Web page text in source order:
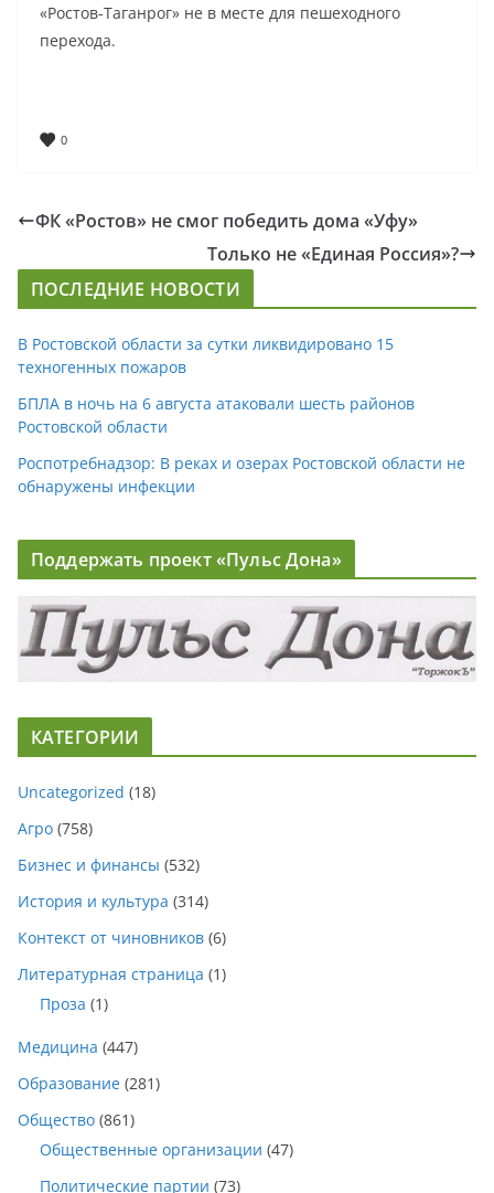
«Ростов-Таганрог» не в месте для пешеходного
перехода.
0
ФК «Ростов» не смог победить дома «Уфу»
Только не «Единая Россия»?
ПОСЛЕДНИЕ НОВОСТИ
В Ростовской области за сутки ликвидировано 15
техногенных пожаров
БПЛА в ночь на 6 августа атаковали шесть районов
Ростовской области
Роспотребнадзор: В реках и озерах Ростовской области не
обнаружены инфекции
Поддержать проект «Пульс Дона»
КАТЕГОРИИ
Uncategorized (18)
Агро (758)
Бизнес и финансы (532)
История и культура (314)
Контекст от чиновников (6)
Литературная страница (1)
Проза (1)
Медицина (447)
Образование (281)
Общество (861)
Общественные организации (47)
Политические партии (73)